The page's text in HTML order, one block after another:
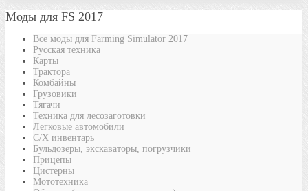
Моды для FS 2017
Все моды для Farming Simulator 2017
Русская техника
Карты
Трактора
Комбайны
Грузовики
Тягачи
Техника для лесозаготовки
Легковые автомобили
С/Х инвентарь
Бульдозеры, экскаваторы, погрузчики
Прицепы
Цистерны
Мототехника